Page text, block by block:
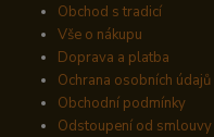
Obchod s tradicí
Vše o nákupu
Doprava a platba
Ochrana osobních údajů
Obchodní podmínky
Odstoupení od smlouvy